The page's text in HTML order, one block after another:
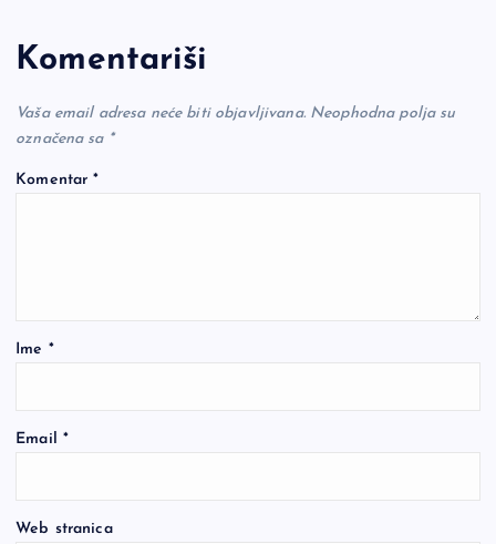
Komentariši
Vaša email adresa neće biti objavljivana. Neophodna polja su
označena sa *
Komentar*
Ime *
Email *
Web stranica